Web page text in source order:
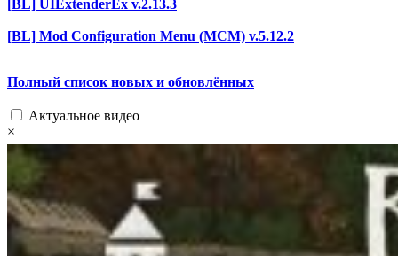
[BL] UIExtenderEx v.2.13.3
[BL] Mod Configuration Menu (MCM) v.5.12.2
Полный список новых и обновлённых
Актуальное видео
×